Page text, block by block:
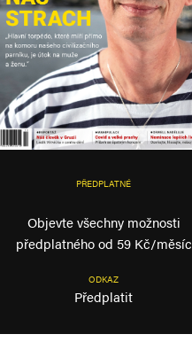
PŘEDPLATNÉ
Objevte všechny možnosti
předplatného od 59 Kč/měsíc
ODKAZ
Předplatit